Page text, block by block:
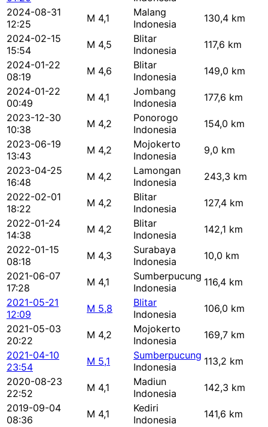
2024-08-31
12:25
M 4,1
Malang
Indonesia
130,4 km
2024-02-15
15:54
M 4,5
Blitar
Indonesia
117,6 km
2024-01-22
08:19
M 4,6
Blitar
Indonesia
149,0 km
2024-01-22
00:49
M 4,1
Jombang
Indonesia
177,6 km
2023-12-30
10:38
M 4,2
Ponorogo
Indonesia
154,0 km
2023-06-19
13:43
M 4,2
Mojokerto
Indonesia
9,0 km
2023-04-25
16:48
M 4,2
Lamongan
Indonesia
243,3 km
2022-02-01
18:22
M 4,2
Blitar
Indonesia
127,4 km
2022-01-24
14:38
M 4,2
Blitar
Indonesia
142,1 km
2022-01-15
08:18
M 4,3
Surabaya
Indonesia
10,0 km
2021-06-07
17:28
M 4,1
Sumberpucung
Indonesia
116,4 km
2021-05-21
12:09
M 5,8
Blitar
Indonesia
106,0 km
2021-05-03
20:22
M 4,2
Mojokerto
Indonesia
169,7 km
2021-04-10
23:54
M 5,1
Sumberpucung
Indonesia
113,2 km
2020-08-23
22:52
M 4,1
Madiun
Indonesia
142,3 km
2019-09-04
08:36
M 4,1
Kediri
Indonesia
141,6 km